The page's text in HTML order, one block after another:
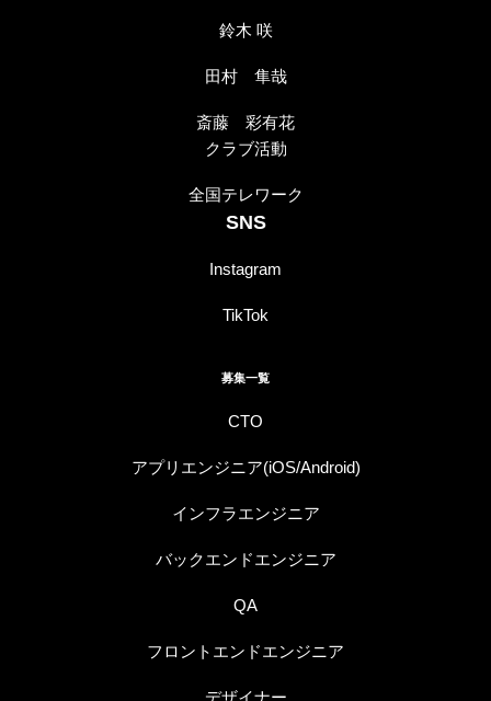
鈴木 咲
田村 隼哉
斎藤 彩有花
クラブ活動
全国テレワーク
SNS
Instagram
TikTok
募集一覧
CTO
アプリエンジニア(iOS/Android)
インフラエンジニア
バックエンドエンジニア
QA
フロントエンドエンジニア
デザイナー